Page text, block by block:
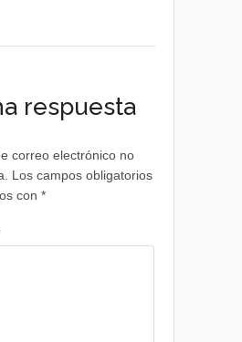
respuesta
correo electrónico no
Los campos obligatorios
con *